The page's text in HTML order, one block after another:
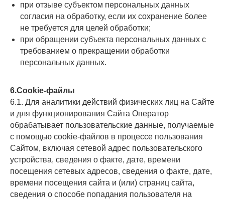
при отзыве субъектом персональных данных
согласия на обработку, если их сохранение более
не требуется для целей обработки;
при обращении субъекта персональных данных с
требованием о прекращении обработки
персональных данных.
6.Cookie-файлы
6.1. Для аналитики действий физических лиц на Сайте
и для функционирования Сайта Оператор
обрабатывает пользовательские данные, получаемые
с помощью cookie-файлов в процессе пользования
Сайтом, включая сетевой адрес пользовательского
устройства, сведения о факте, дате, времени
посещения сетевых адресов, сведения о факте, дате,
времени посещения сайта и (или) страниц сайта,
сведения о способе попадания пользователя на